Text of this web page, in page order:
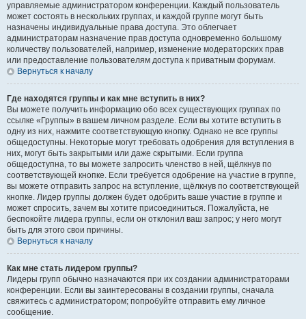
управляемые администратором конференции. Каждый пользователь
может состоять в нескольких группах, и каждой группе могут быть
назначены индивидуальные права доступа. Это облегчает
администраторам назначение прав доступа одновременно большому
количеству пользователей, например, изменение модераторских прав
или предоставление пользователям доступа к приватным форумам.
Вернуться к началу
Где находятся группы и как мне вступить в них?
Вы можете получить информацию обо всех существующих группах по
ссылке «Группы» в вашем личном разделе. Если вы хотите вступить в
одну из них, нажмите соответствующую кнопку. Однако не все группы
общедоступны. Некоторые могут требовать одобрения для вступления в
них, могут быть закрытыми или даже скрытыми. Если группа
общедоступна, то вы можете запросить членство в ней, щёлкнув по
соответствующей кнопке. Если требуется одобрение на участие в группе,
вы можете отправить запрос на вступление, щёлкнув по соответствующей
кнопке. Лидер группы должен будет одобрить ваше участие в группе и
может спросить, зачем вы хотите присоединиться. Пожалуйста, не
беспокойте лидера группы, если он отклонил ваш запрос; у него могут
быть для этого свои причины.
Вернуться к началу
Как мне стать лидером группы?
Лидеры групп обычно назначаются при их создании администраторами
конференции. Если вы заинтересованы в создании группы, сначала
свяжитесь с администратором; попробуйте отправить ему личное
сообщение.